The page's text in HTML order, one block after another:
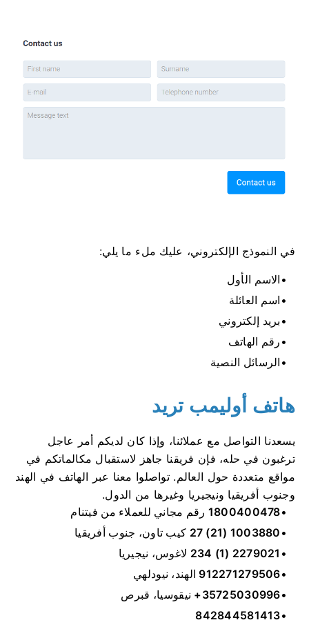
في النموذج الإلكتروني، عليك ملء ما يلي:
الاسم الأول
اسم العائلة
بريد إلكتروني
رقم الهاتف
الرسائل النصية
هاتف أوليمب تريد
يسعدنا التواصل مع عملائنا، وإذا كان لديكم أمر عاجل
ترغبون في حله، فإن فريقنا جاهز لاستقبال مكالماتكم في
مواقع متعددة حول العالم. تواصلوا معنا عبر الهاتف في الهند
وجنوب أفريقيا ونيجيريا وغيرها من الدول.
1800400478 رقم مجاني للعملاء من فيتنام
27 (21) 1003880 كيب تاون، جنوب أفريقيا
234 (1) 2279021 لاغوس، نيجيريا
912271279506 الهند، نيودلهي
+35725030996 نيقوسيا، قبرص
842844581413